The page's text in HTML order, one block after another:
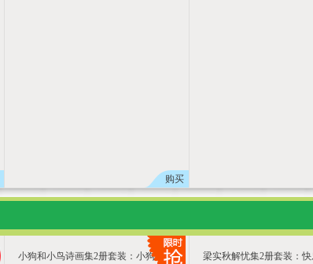
购买
小狗和小鸟诗画集2册套装：小狗疑心
梁实秋解忧集2册套装：